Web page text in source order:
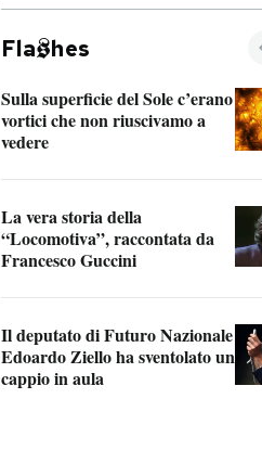
Fla hes
Sulla superficie del Sole c’erano
vortici che non riuscivamo a
vedere
La vera storia della
“Locomotiva”, raccontata da
Francesco Guccini
Il deputato di Futuro Nazionale
Edoardo Ziello ha sventolato un
cappio in aula